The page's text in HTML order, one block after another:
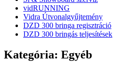
vidRUNNING
Vidra Útvonalgyűjtemény
DZD 300 bringa regisztráció
DZD 300 bringás teljesítések
Kategória: Egyéb